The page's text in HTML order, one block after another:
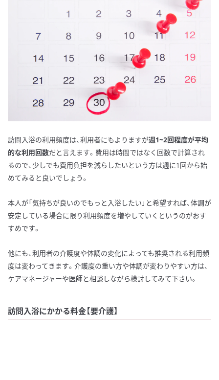
訪問入浴の利用頻度は、利用者にもよりますが週1~2回程度が平均
的な利用回数だと言えます。費用は時間ではなく回数で計算され
るので、少しでも費用負担を減らしたいという方は週に1回から始
めてみると良いでしょう。
本人が「気持ちが良いのでもっと入浴したい」と希望すれば、体調が
安定している場合に限り利用頻度を増やしていくというのがおす
すめです。
他にも、利用者の介護度や体調の変化によっても推奨される利用頻
度は変わってきます。介護度の重い方や体調が変わりやすい方は、
ケアマネージャーや医師と相談しながら検討してみて下さい。
訪問入浴にかかる料金【要介護】